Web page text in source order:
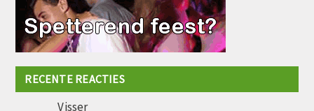
RECENTE REACTIES
Visser